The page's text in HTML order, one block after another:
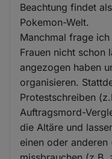
Beachtung findet
Pokemon-Welt.
Manchmal frage
Frauen nicht schon
angezogen haben
organisieren.
Protestschreiben
Auftragsmord-
die Altäre und
einen oder